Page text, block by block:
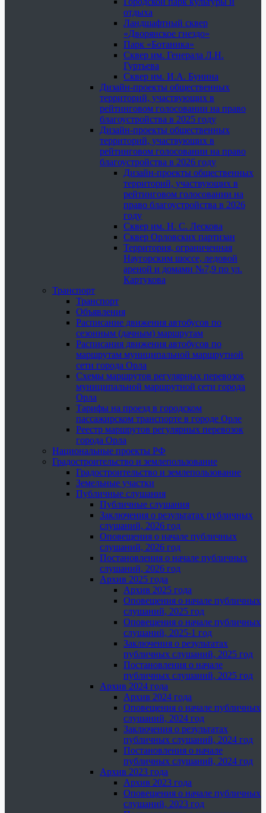
отдыха
Ландшафтный сквер
«Дворянское гнездо»
Парк «Ботаника»
Сквер им. Генерала Л.Н.
Гуртьева
Сквер им. И.А. Бунина
Дизайн-проекты общественных
территорий, участвующих в
рейтинговом голосовании на право
благоустройства в 2025 году
Дизайн-проекты общественных
территорий, участвующих в
рейтинговом голосовании на право
благоустройства в 2026 году
Дизайн-проекты общественных
территорий, участвующих в
рейтинговом голосовании на
право благоустройства в 2026
году
Сквер им. Н. С. Лескова
Сквер Орловских партизан
Территория, ограниченная
Наугорским шоссе, ледовой
ареной и домами №7,9 по ул.
Картукова
Транспорт
Транспорт
Объявления
Расписание движения автобусов по
сезонным (дачным) маршрутам
Расписания движения автобусов по
маршрутам муниципальной маршрутной
сети города Орла
Схемы маршрутов регулярных перевозок
муниципальной маршрутной сети города
Орла
Тарифы на проезд в городском
пассажирском транспорте в городе Орле
Реестр маршрутов регулярных перевозок
города Орла
Национальные проекты РФ
Градостроительство и землепользование
Градостроительство и землепользование
Земельные участки
Публичные слушания
Публичные слушания
Заключения о результатах публичных
слушаний, 2026 год
Оповещения о начале публичных
слушаний, 2026 год
Постановления о начале публичных
слушаний, 2026 год
Архив 2025 года
Архив 2025 года
Оповещения о начале публичных
слушаний, 2025 год
Оповещения о начале публичных
слушаний, 2025-1 год
Заключения о результатах
публичных слушаний, 2025 год
Постановления о начале
публичных слушаний, 2025 год
Архив 2024 года
Архив 2024 года
Оповещения о начале публичных
слушаний, 2024 год
Заключения о результатах
публичных слушаний, 2024 год
Постановления о начале
публичных слушаний, 2024 год
Архив 2023 года
Архив 2023 года
Оповещения о начале публичных
слушаний, 2023 год